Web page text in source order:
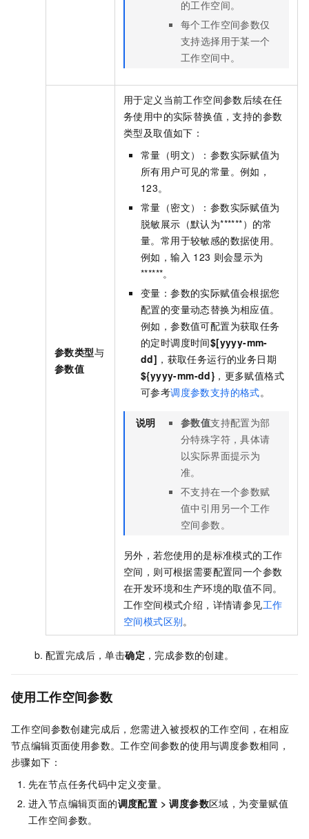
的工作空间。
每个工作空间参数仅
支持选择用于某一个
工作空间中。
参数类型与
参数值
用于定义当前工作空间参数后续在任
务使用中的实际替换值，支持的参数
类型及取值如下：
常量（明文）：参数实际赋值为
所有用户可见的常量。例如，
123。
常量（密文）：参数实际赋值为
脱敏展示（默认为******）的常
量。常用于较敏感的数据使用。
例如，输入 123 则会显示为
******。
变量：参数的实际赋值会根据您
配置的变量动态替换为相应值。
例如，参数值可配置为获取任务
的定时调度时间$[yyyy-mm-
dd] ，获取任务运行的业务日期
${yyyy-mm-dd} ，更多赋值格式
可参考调度参数支持的格式。
说明 参数值支持配置为部
分特殊字符，具体请
以实际界面提示为
准。
不支持在一个参数赋
值中引用另一个工作
空间参数。
另外，若您使用的是标准模式的工作
空间，则可根据需要配置同一个参数
在开发环境和生产环境的取值不同。
工作空间模式介绍，详情请参见工作
空间模式区别。
配置完成后，单击确定 ，完成参数的创建。
使用工作空间参数
工作空间参数创建完成后，您需进入被授权的工作空间，在相应
节点编辑页面使用参数。工作空间参数的使用与调度参数相同，
步骤如下：
先在节点任务代码中定义变量。
进入节点编辑页面的调度配置 >调度参数区域，为变量赋值
工作空间参数。